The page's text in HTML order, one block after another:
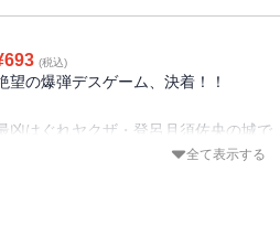
こで始まったのは生き残りを懸けた
道潜入伝説、“気息奄奄”の第81巻!!
693 (税込)
望の爆弾デスゲーム、決着！！
凶はぐれヤクザ・登呂月須佐央の城で
繰り広げられる、絶望の爆弾デスゲーム。
全て表示する